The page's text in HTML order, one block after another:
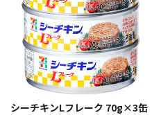
シーチキンLフレーク 70g×3缶